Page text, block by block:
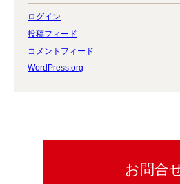
ログイン
投稿フィード
コメントフィード
WordPress.org